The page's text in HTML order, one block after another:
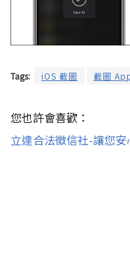
Tags: iOS 截圖 截圖
您也許會喜歡：
立達合法徵信社-讓您